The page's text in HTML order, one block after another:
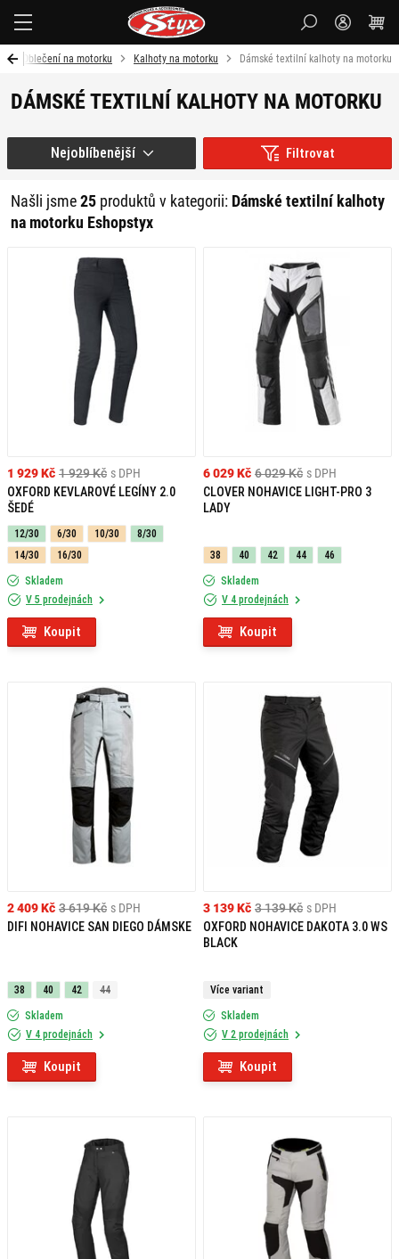
Oblečení na motorku Kalhoty na motorku Dámské textilní kalhoty na motorku
DÁMSKÉ TEXTILNÍ KALHOTY NA MOTORKU
Filtrovat
Našli jsme25 produktů v kategorii: Dámské textilní kalhoty
na motorku Eshopstyx
Nejoblíbenější
1 929 Kč
1 929 Kč
s DPH
OXFORD KEVLAROVÉ LEGÍNY 2.0
ŠEDÉ
12/30 6/30 10/30
8/30
14/30
16/30
Skladem
V 5 prodejnách
Koupit
6 029 Kč
6 029 Kč
s DPH
CLOVER NOHAVICE LIGHT-PRO 3
LADY
38 40 42 44 46
Skladem
V 4 prodejnách
Koupit
3 619 Kč
2 409 Kč
s DPH
DIFI NOHAVICE SAN DIEGO DÁMSKE
38 40 42 44
Skladem
V 4 prodejnách
Koupit
3 139 Kč
3 139 Kč
s DPH
OXFORD NOHAVICE DAKOTA 3.0 WS
BLACK
Více variant
Skladem
V 2 prodejnách
Koupit